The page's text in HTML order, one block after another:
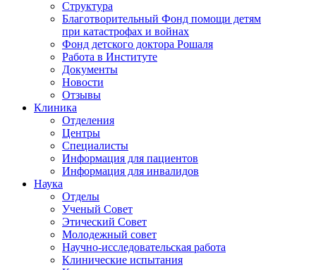
Структура
Благотворительный Фонд помощи детям
при катастрофах и войнах
Фонд детского доктора Рошаля
Работа в Институте
Документы
Новости
Отзывы
Клиника
Отделения
Центры
Специалисты
Информация для пациентов
Информация для инвалидов
Наука
Отделы
Ученый Совет
Этический Совет
Молодежный совет
Научно-исследовательская работа
Клинические испытания